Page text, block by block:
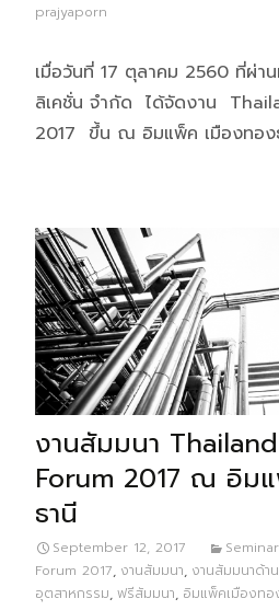
prajyaporn
เมื่อวันที่ 17 ตุลาคม 2560 ที่ผ่า
ลิเคชั่น จำกัด ได้จัดงาน
2017 ขึ้น ณ อิมแพ็ค เมืองทอง
งานสัมมนา
Forum 2017 ณ อิม
ธานี
September 12, 2017 Seminar
Forum 2017, งานสัมมนา, งานสัมมนาด้า
อุตสาหกรรม, ฟรีสัมมนา, อิมแพ็คเมืองทอ